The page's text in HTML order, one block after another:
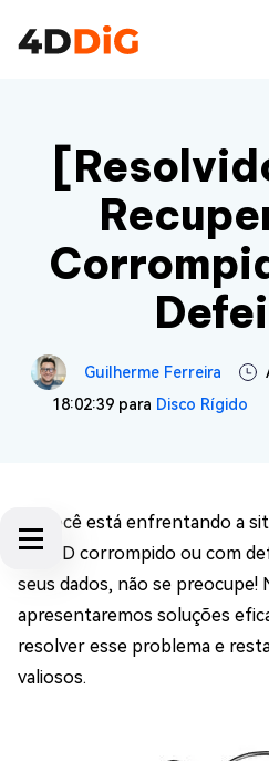
Guilherme Ferreira
18:02:39 para Disco Rígido
Se você está enfrentando a
um HD corrompido ou com
seus dados, não se preocupe!
apresentaremos soluções
resolver esse problema e
valiosos.